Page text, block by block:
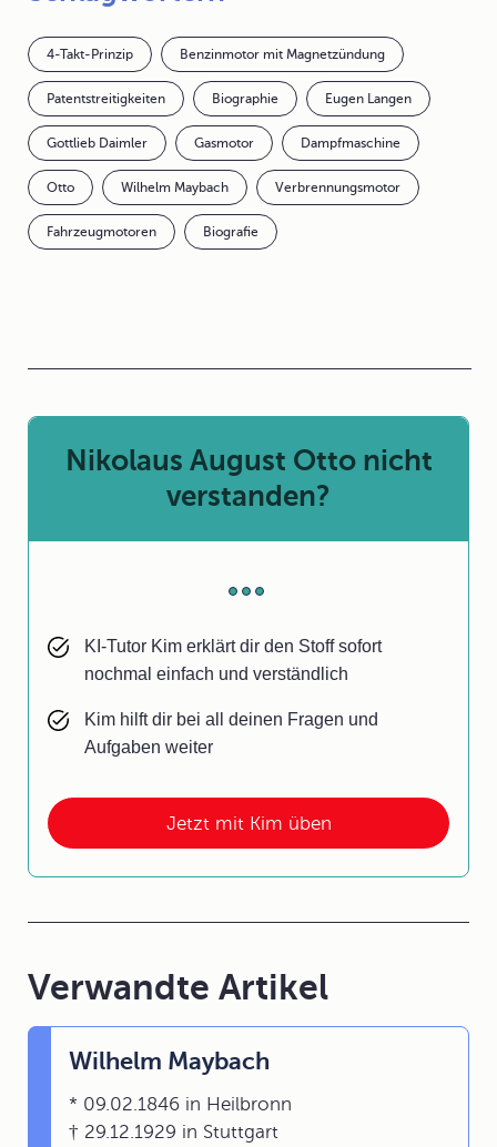
4-Takt-Prinzip Benzinmotor mit Magnetzündung
Patentstreitigkeiten Biographie Eugen Langen
Gottlieb Daimler Gasmotor Dampfmaschine
Otto Wilhelm Maybach Verbrennungsmotor
Fahrzeugmotoren Biografie
Jetzt mit Kim üben
Nikolaus August Otto nicht
verstanden?
KI-Tutor Kim erklärt dir den Stoff sofort
nochmal einfach und verständlich
Kim hilft dir bei all deinen Fragen und
Aufgaben weiter
Verwandte Artikel
Wilhelm Maybach
* 09.02.1846 in Heilbronn
† 29.12.1929 in Stuttgart